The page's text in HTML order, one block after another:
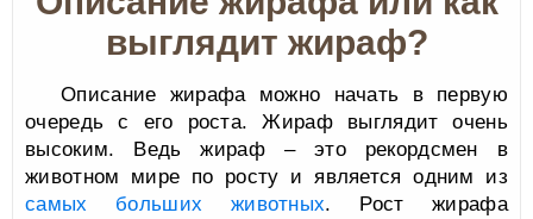
выглядит жираф?
Описание жирафа можно начать в первую
очередь с его роста. Жираф выглядит очень
высоким. Ведь жираф – это рекордсмен в
животном мире по росту и является одним из
самых больших животных. Рост жирафа